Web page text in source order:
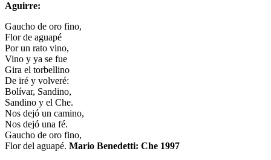
Aguirre:
Gaucho de oro fino,
Flor de aguapé
Por un rato vino,
Vino y ya se fue
Gira el torbellino
De iré y volveré:
Bolívar, Sandino,
Sandino y el Che.
Nos dejó un camino,
Nos dejó una fé.
Gaucho de oro fino,
Flor del aguapé. Mario Benedetti: Che 1997